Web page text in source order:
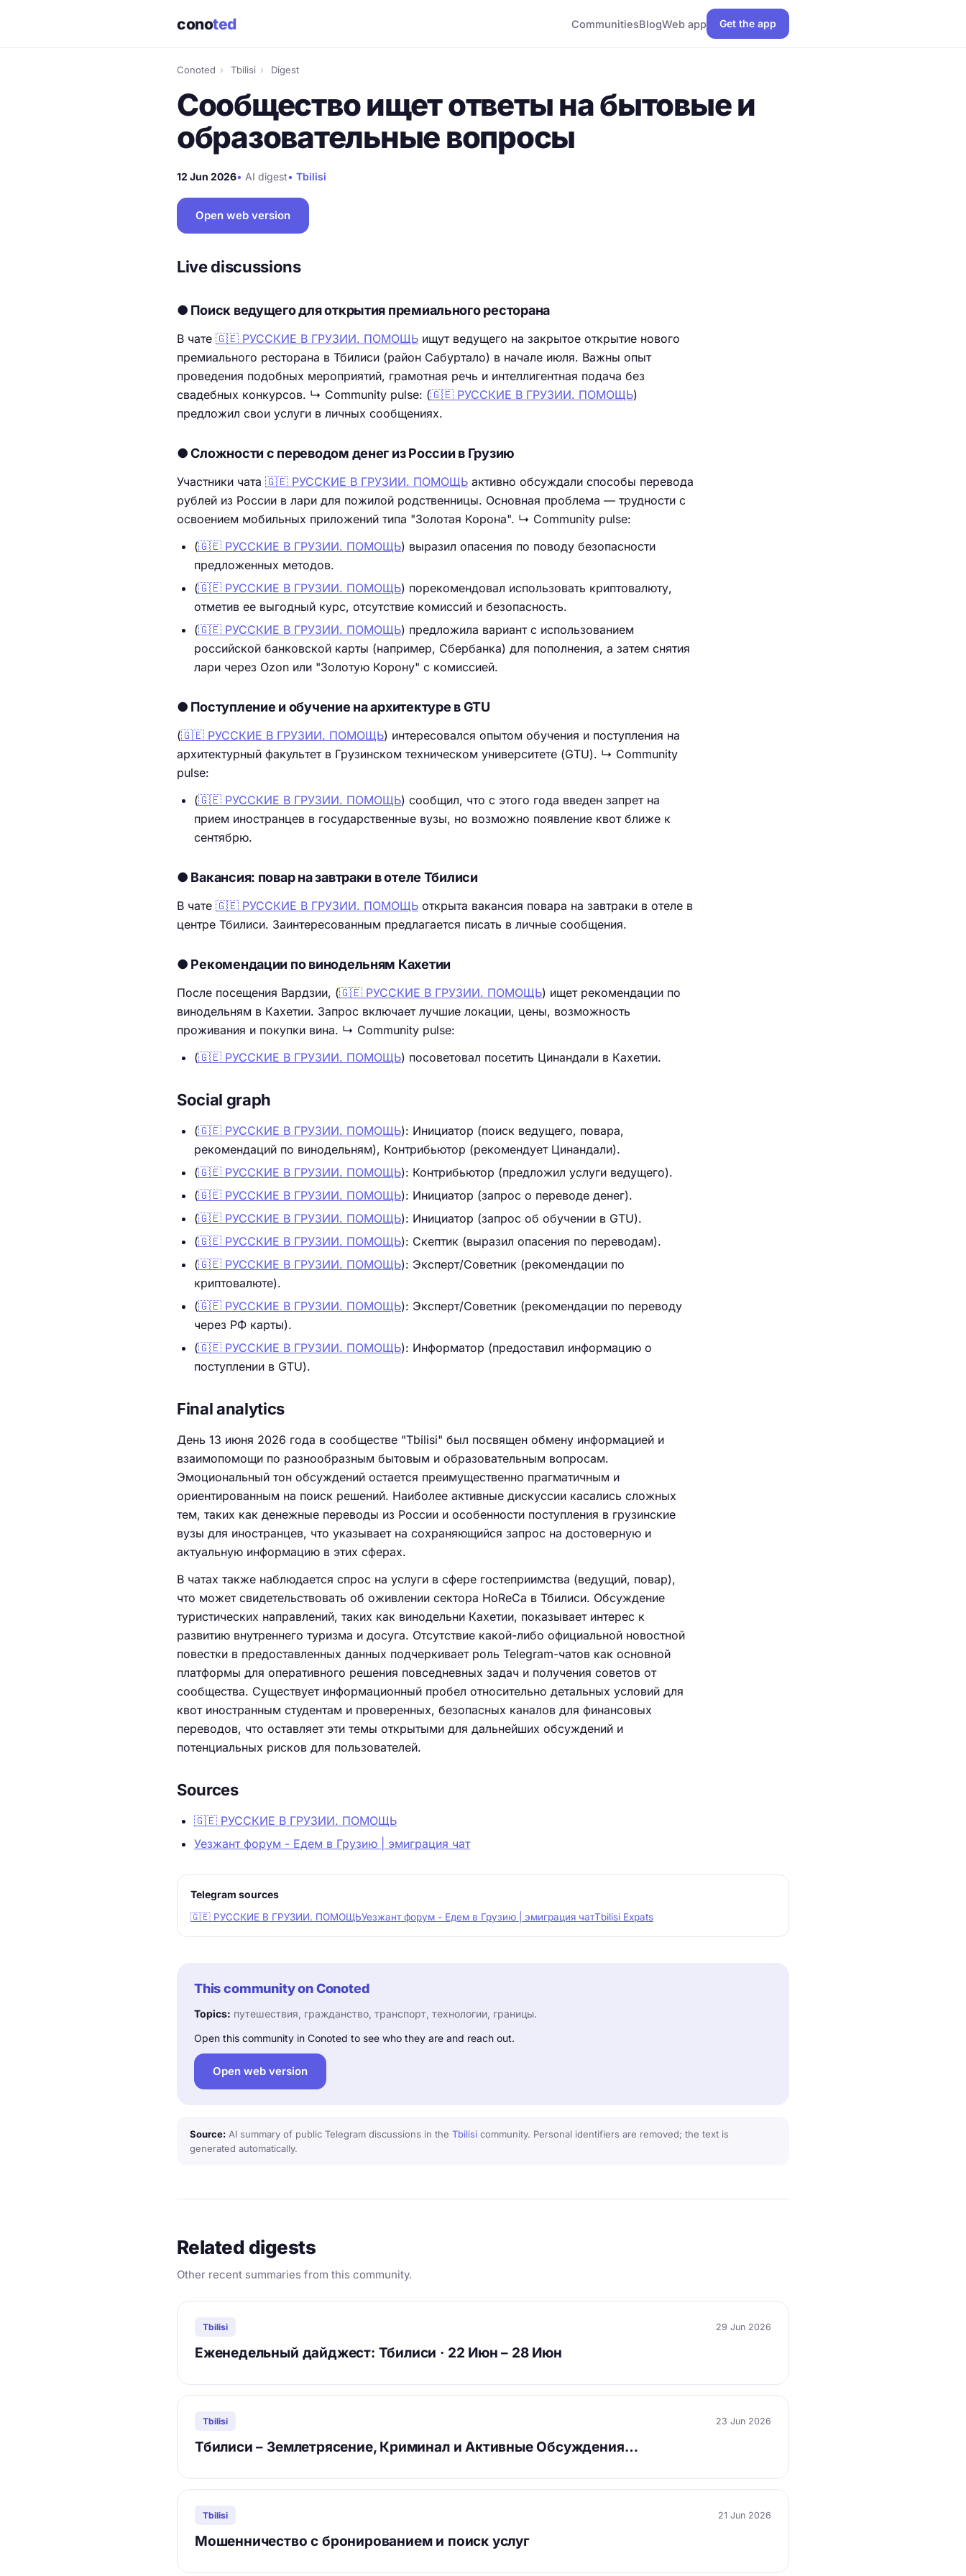
conoted CommunitiesBlogWeb app Get the app
Conoted › Tbilisi › Digest
Сообщество ищет ответы на бытовые и
образовательные вопросы
12 Jun 2026• AI digest• Tbilisi
Open web version
Live discussions
● Поиск ведущего для открытия премиального ресторана
В чате 🇬🇪 РУССКИЕ В ГРУЗИИ. ПОМОЩЬ ищут ведущего на закрытое открытие нового
премиального ресторана в Тбилиси (район Сабуртало) в начале июля. Важны опыт
проведения подобных мероприятий, грамотная речь и интеллигентная подача без
свадебных конкурсов. ↳ Community pulse: (🇬🇪 РУССКИЕ В ГРУЗИИ. ПОМОЩЬ)
предложил свои услуги в личных сообщениях.
● Сложности с переводом денег из России в Грузию
Участники чата 🇬🇪 РУССКИЕ В ГРУЗИИ. ПОМОЩЬ активно обсуждали способы перевода
рублей из России в лари для пожилой родственницы. Основная проблема — трудности с
освоением мобильных приложений типа "Золотая Корона". ↳ Community pulse:
(🇬🇪 РУССКИЕ В ГРУЗИИ. ПОМОЩЬ) выразил опасения по поводу безопасности
предложенных методов.
(🇬🇪 РУССКИЕ В ГРУЗИИ. ПОМОЩЬ) порекомендовал использовать криптовалюту,
отметив ее выгодный курс, отсутствие комиссий и безопасность.
(🇬🇪 РУССКИЕ В ГРУЗИИ. ПОМОЩЬ) предложила вариант с использованием
российской банковской карты (например, Сбербанка) для пополнения, а затем снятия
лари через Ozon или "Золотую Корону" с комиссией.
● Поступление и обучение на архитектуре в GTU
(🇬🇪 РУССКИЕ В ГРУЗИИ. ПОМОЩЬ) интересовался опытом обучения и поступления на
архитектурный факультет в Грузинском техническом университете (GTU). ↳ Community
pulse:
(🇬🇪 РУССКИЕ В ГРУЗИИ. ПОМОЩЬ) сообщил, что с этого года введен запрет на
прием иностранцев в государственные вузы, но возможно появление квот ближе к
сентябрю.
● Вакансия: повар на завтраки в отеле Тбилиси
В чате 🇬🇪 РУССКИЕ В ГРУЗИИ. ПОМОЩЬ открыта вакансия повара на завтраки в отеле в
центре Тбилиси. Заинтересованным предлагается писать в личные сообщения.
● Рекомендации по винодельням Кахетии
После посещения Вардзии, (🇬🇪 РУССКИЕ В ГРУЗИИ. ПОМОЩЬ) ищет рекомендации по
винодельням в Кахетии. Запрос включает лучшие локации, цены, возможность
проживания и покупки вина. ↳ Community pulse:
(🇬🇪 РУССКИЕ В ГРУЗИИ. ПОМОЩЬ) посоветовал посетить Цинандали в Кахетии.
Social graph
(🇬🇪 РУССКИЕ В ГРУЗИИ. ПОМОЩЬ): Инициатор (поиск ведущего, повара,
рекомендаций по винодельням), Контрибьютор (рекомендует Цинандали).
(🇬🇪 РУССКИЕ В ГРУЗИИ. ПОМОЩЬ): Контрибьютор (предложил услуги ведущего).
(🇬🇪 РУССКИЕ В ГРУЗИИ. ПОМОЩЬ): Инициатор (запрос о переводе денег).
(🇬🇪 РУССКИЕ В ГРУЗИИ. ПОМОЩЬ): Инициатор (запрос об обучении в GTU).
(🇬🇪 РУССКИЕ В ГРУЗИИ. ПОМОЩЬ): Скептик (выразил опасения по переводам).
(🇬🇪 РУССКИЕ В ГРУЗИИ. ПОМОЩЬ): Эксперт/Советник (рекомендации по
криптовалюте).
(🇬🇪 РУССКИЕ В ГРУЗИИ. ПОМОЩЬ): Эксперт/Советник (рекомендации по переводу
через РФ карты).
(🇬🇪 РУССКИЕ В ГРУЗИИ. ПОМОЩЬ): Информатор (предоставил информацию о
поступлении в GTU).
Final analytics
День 13 июня 2026 года в сообществе "Tbilisi" был посвящен обмену информацией и
взаимопомощи по разнообразным бытовым и образовательным вопросам.
Эмоциональный тон обсуждений остается преимущественно прагматичным и
ориентированным на поиск решений. Наиболее активные дискуссии касались сложных
тем, таких как денежные переводы из России и особенности поступления в грузинские
вузы для иностранцев, что указывает на сохраняющийся запрос на достоверную и
актуальную информацию в этих сферах.
В чатах также наблюдается спрос на услуги в сфере гостеприимства (ведущий, повар),
что может свидетельствовать об оживлении сектора HoReCa в Тбилиси. Обсуждение
туристических направлений, таких как винодельни Кахетии, показывает интерес к
развитию внутреннего туризма и досуга. Отсутствие какой-либо официальной новостной
повестки в предоставленных данных подчеркивает роль Telegram-чатов как основной
платформы для оперативного решения повседневных задач и получения советов от
сообщества. Существует информационный пробел относительно детальных условий для
квот иностранным студентам и проверенных, безопасных каналов для финансовых
переводов, что оставляет эти темы открытыми для дальнейших обсуждений и
потенциальных рисков для пользователей.
Sources
🇬🇪 РУССКИЕ В ГРУЗИИ. ПОМОЩЬ
Уезжант форум - Едем в Грузию | эмиграция чат
Telegram sources
🇬🇪 РУССКИЕ В ГРУЗИИ. ПОМОЩЬУезжант форум - Едем в Грузию | эмиграция чатTbilisi Expats
This community on Conoted
Topics: путешествия, гражданство, транспорт, технологии, границы.
Open this community in Conoted to see who they are and reach out.
Open web version
Source: AI summary of public Telegram discussions in the Tbilisi community. Personal identifiers are removed; the text is
generated automatically.
Related digests
Other recent summaries from this community.
Tbilisi 29 Jun 2026
Еженедельный дайджест: Тбилиси · 22 Июн – 28 Июн
Tbilisi 23 Jun 2026
Тбилиси – Землетрясение, Криминал и Активные Обсуждения…
Tbilisi 21 Jun 2026
Мошенничество с бронированием и поиск услуг